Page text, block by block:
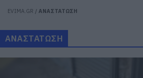
EVIMA.GR / ΑΝΑΣΤΑΤΩΣΗ
ΑΝΑΣΤΑΤΩΣΗ